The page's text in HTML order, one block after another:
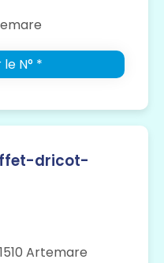
N° *
dricot-
Artemare